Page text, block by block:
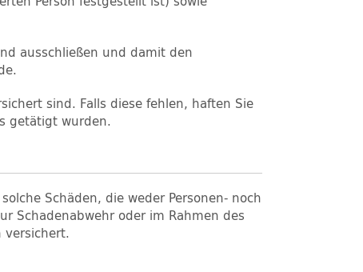
ausschließen und damit den
sind. Falls diese fehlen, haften Sie
getätigt wurden.
Schäden, die weder Personen- noch
Schadenabwehr oder im Rahmen des
versichert.